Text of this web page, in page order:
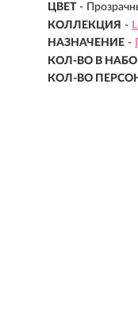
ЦВЕТ -
КОЛЛЕКЦИЯ -
НАЗНАЧЕНИЕ -
КОЛ-ВО В
КОЛ-ВО